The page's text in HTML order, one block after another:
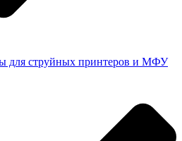
для струйных принтеров и МФУ